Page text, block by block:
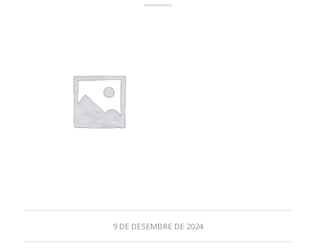
9 DE DESEMBRE DE 2024